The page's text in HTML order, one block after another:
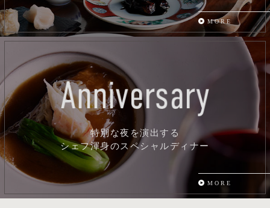
MORE
特別な夜を演出する
シェフ渾身のスペシャルディナー
MORE